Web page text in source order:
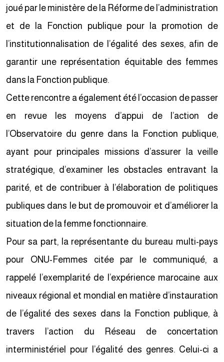
joué par le ministère de la Réforme de l’administration
et de la Fonction publique pour la promotion de
l’institutionnalisation de l’égalité des sexes, afin de
garantir une représentation équitable des femmes
dans la Fonction publique.
Cette rencontre a également été l’occasion de passer
en revue les moyens d’appui de l’action de
l’Observatoire du genre dans la Fonction publique,
ayant pour principales missions d’assurer la veille
stratégique, d’examiner les obstacles entravant la
parité, et de contribuer à l’élaboration de politiques
publiques dans le but de promouvoir et d’améliorer la
situation de la femme fonctionnaire.
Pour sa part, la représentante du bureau multi-pays
pour ONU-Femmes citée par le communiqué, a
rappelé l’exemplarité de l’expérience marocaine aux
niveaux régional et mondial en matière d’instauration
de l’égalité des sexes dans la Fonction publique, à
travers l’action du Réseau de concertation
interministériel pour l’égalité des genres. Celui-ci a